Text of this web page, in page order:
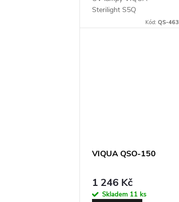
Sterilight S5Q
Kód: QS-463
VIQUA QSO-150
1 246 Kč
Skladem 11 ks